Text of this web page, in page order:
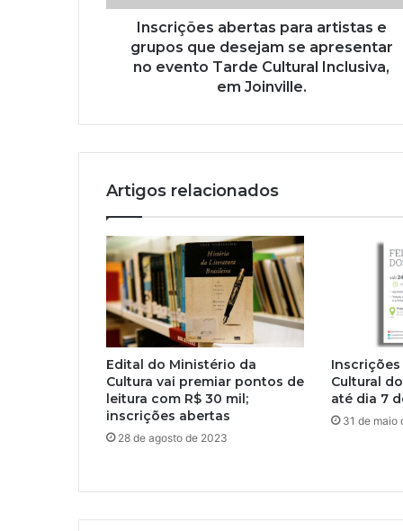
o
i
Inscrições abertas para artistas e
grupos que desejam se apresentar
no evento Tarde Cultural Inclusiva,
em Joinville.
Artigos relacionados
Edital do Ministério da
Cultura vai premiar pontos de
leitura com R$ 30 mil;
inscrições abertas
28 de agosto de 2023
Inscrições
Cultural
até dia 7
31 de maio